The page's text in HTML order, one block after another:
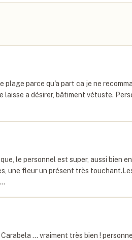
plage parce qu'a part ca je ne
laisse a désirer, bâtiment vétuste.
le personnel est super, aussi bien
une fleur un présent très
Carabela ... vraiment très bien !